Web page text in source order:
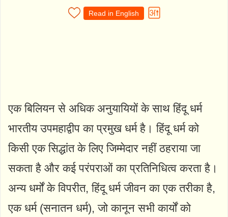
Read in English
एक बिलियन से अधिक अनुयायियों के साथ हिंदू धर्म
भारतीय उपमहाद्वीप का प्रमुख धर्म है। हिंदू धर्म को
किसी एक सिद्धांत के लिए जिम्मेदार नहीं ठहराया जा
सकता है और कई परंपराओं का प्रतिनिधित्व करता है।
अन्य धर्मों के विपरीत, हिंदू धर्म जीवन का एक तरीका है,
एक धर्म (सनातन धर्म), जो कानून सभी कार्यों को